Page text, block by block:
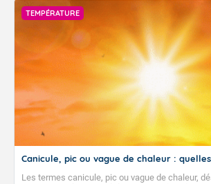
TEMPÉRATURE
Canicule, pic ou vague de chaleur :
Les termes canicule, pic ou vague de chaleur,